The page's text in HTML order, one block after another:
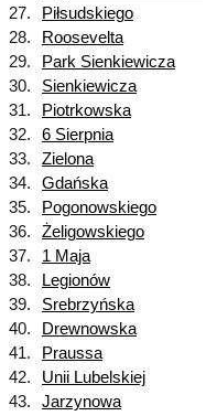
27. Piłsudskiego
28. Roosevelta
29. Park Sienkiewicza
30. Sienkiewicza
31. Piotrkowska
32. 6 Sierpnia
33. Zielona
34. Gdańska
35. Pogonowskiego
36. Żeligowskiego
37. 1 Maja
38. Legionów
39. Srebrzyńska
40. Drewnowska
41. Praussa
42. Unii Lubelskiej
43. Jarzynowa